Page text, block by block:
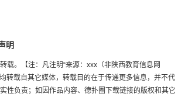
明
载。【注：凡注明“来源：xxx（非陕西教育信息网
转载自其它媒体，转载目的在于传递更多信息，并不代
性负责；如因作品内容、德扑圈下载链接的版权和其它